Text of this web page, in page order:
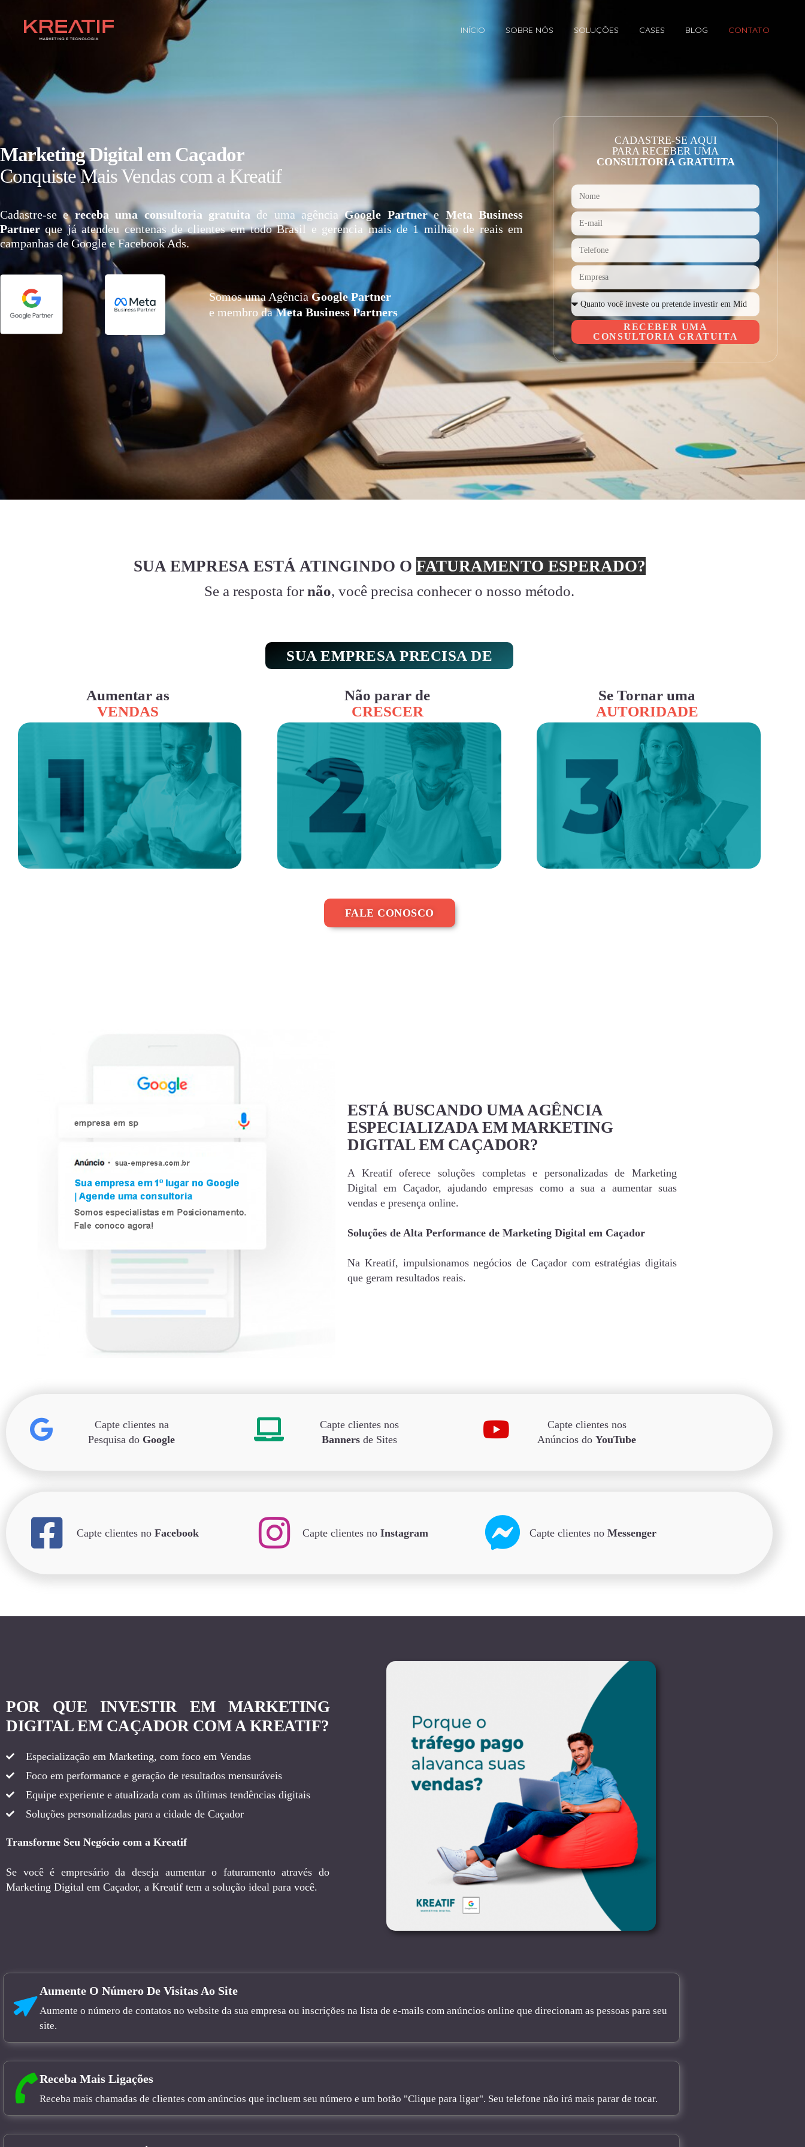
INÍCIO SOBRE NÓS SOLUÇÕES CASES BLOG CONTATO
Marketing Digital em Caçador
Conquiste Mais Vendas com a Kreatif
Cadastre-se e receba uma consultoria gratuita de uma agênciaGoogle Partnere Meta Business
Partner que já atendeu centenas de clientes em todo Brasil e gerencia mais de 1 milhão de reais em
campanhas de Google e Facebook Ads.
Somos uma AgênciaGoogle Partner
e membro daMeta Business Partners
CADASTRE-SE AQUI
PARA RECEBER UMA
CONSULTORIA GRATUITA
RECEBER UMA
CONSULTORIA GRATUITA
SUA EMPRESA ESTÁ ATINGINDO O FATURAMENTO ESPERADO?
Se a resposta for não, você precisa conhecer o nosso método.
SUA EMPRESA PRECISA DE
Aumentar as
VENDAS
Não parar de
CRESCER
Se Tornar uma
AUTORIDADE
FALE CONOSCO
ESTÁ BUSCANDO UMA AGÊNCIA
ESPECIALIZADA EM MARKETING
DIGITAL EM CAÇADOR?
A Kreatif oferece soluções completas e personalizadas de Marketing
Digital em Caçador, ajudando empresas como a sua a aumentar suas
vendas e presença online.
Soluções de Alta Performance de Marketing Digital em Caçador
Na Kreatif, impulsionamos negócios de Caçador com estratégias digitais
que geram resultados reais.
Capte clientes na
Pesquisa do Google
Capte clientes nos
Bannersde Sites
Capte clientes nos
Anúncios doYouTube
Capte clientes no Facebook Capte clientes no Instagram Capte clientes no Messenger
POR QUE INVESTIR EM MARKETING
DIGITAL EM CAÇADOR COM A KREATIF?
Especialização em Marketing, com foco em Vendas
Foco em performance e geração de resultados mensuráveis
Equipe experiente e atualizada com as últimas tendências digitais
Soluções personalizadas para a cidade de Caçador
Transforme Seu Negócio com a Kreatif
Se você é empresário da deseja aumentar o faturamento através do
Marketing Digital em Caçador, a Kreatif tem a solução ideal para você.
Aumente O Número De Visitas Ao Site
Aumente o número de contatos no website da sua empresa ou inscrições na lista de e-mails com anúncios online que direcionam as pessoas para seu
site.
Receba Mais Ligações
Receba mais chamadas de clientes com anúncios que incluem seu número e um botão "Clique para ligar". Seu telefone não irá mais parar de tocar.